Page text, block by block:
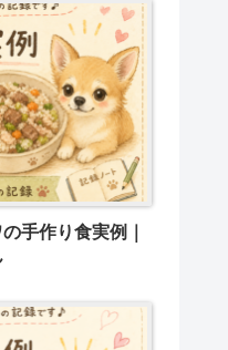
手作り食実例｜